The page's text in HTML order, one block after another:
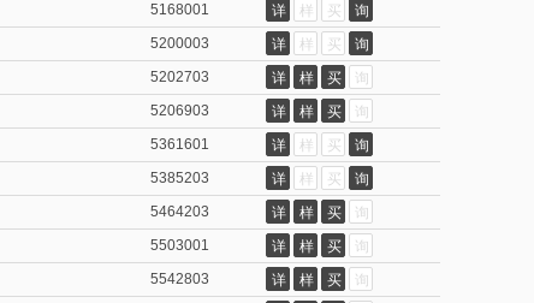
5168001 详 样 买
询
5200003 详 样 买
询
5202703 详 样 买
询
5206903 详 样 买
询
5361601 详 样 买
询
5385203 详 样 买
询
5464203 详 样 买
询
5503001 详 样 买
询
5542803 详 样 买
询